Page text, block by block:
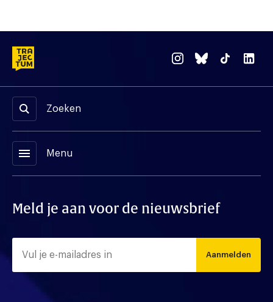
Zoeken
menu Menu
Meld je aan voor de nieuwsbrief
Aanmelden